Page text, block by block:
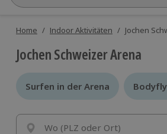
Home / Indoor Aktivitäten / Jochen
Jochen Schweizer Arena
Surfen in der Arena
Surfen in der Arena
Wo (PLZ oder Ort)